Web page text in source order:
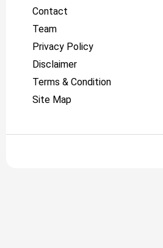
Contact
Team
Privacy Policy
Disclaimer
Terms & Condition
Site Map